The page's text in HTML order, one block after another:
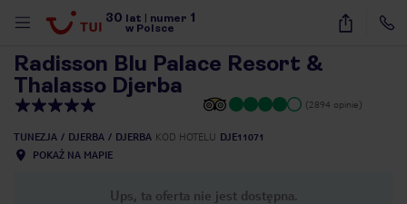
30 lat numer 1
w Polsce
46
Radisson Blu Palace Resort &
Thalasso Djerba
(2894 opinie)
TUNEZJA DJERBA DJERBA KOD HOTELU DJE11071
POKAŻ NA MAPIE
Ups, ta oferta nie jest dostępna.